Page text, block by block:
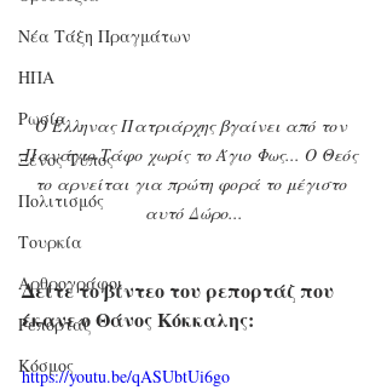
Νέα Τάξη Πραγμάτων
ΗΠΑ
Ρωσία
Ξένος Τύπος
Πολιτισμός
Τουρκία
Αρθρογράφοι
Ρεπορτάζ
Κόσμος
O Έλληνας Πατριάρχης βγαίνει από τον
Πανάγιο Τάφο χωρίς το Άγιο Φως... Ο Θεός
το αρνείται για πρώτη φορά το μέγιστο
αυτό Δώρο...
Δείτε το βίντεο του ρεπορτάζ που
έκανε ο Θάνος Κόκκαλης:
https://youtu.be/qASUbtUi6go